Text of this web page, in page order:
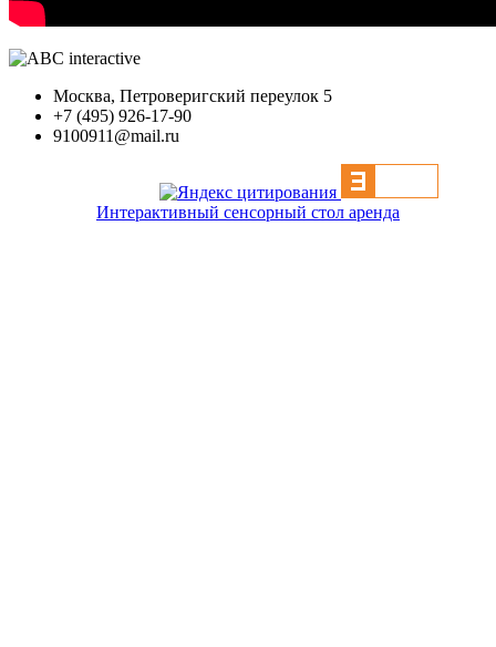
Москва, Петроверигский переулок 5
+7 (495) 926-17-90
9100911@mail.ru
Интерактивный сенсорный стол аренда